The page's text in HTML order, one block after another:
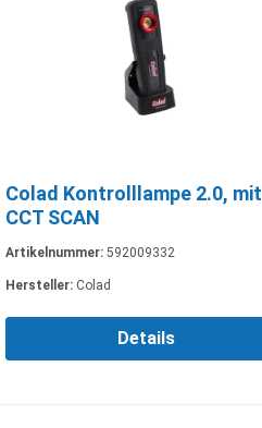
Colad Kontrolllampe 2.0, mit
CCT SCAN
Artikelnummer: 592009332
Hersteller: Colad
Details